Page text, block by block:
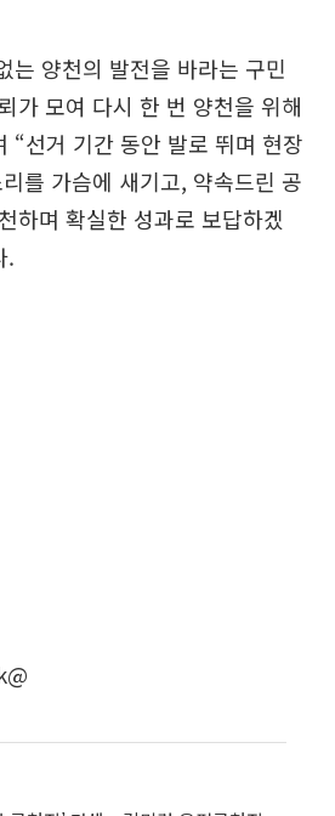
는 양천의 발전을 바라는 구민
가 모여 다시 한 번 양천을 위해
“선거 기간 동안 발로 뛰며 현장
를 가슴에 새기고, 약속드린 공
하며 확실한 성과로 보답하겠
.